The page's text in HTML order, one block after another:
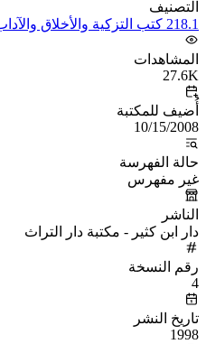
التصنيف
218.1 كتب التزكية والأخلاق والآداب
المشاهدات
27.6K
أُضيف للمكتبة
10/15/2008
حالة الفهرسة
غير مفهرس
الناشر
دار ابن كثير - مكتبة دار التراث
رقم النسخة
4
تاريخ النشر
1998